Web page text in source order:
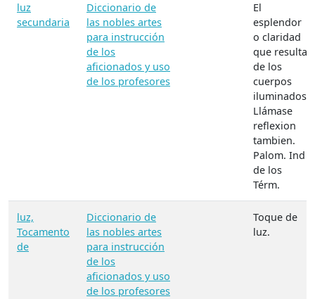
luz
secundaria
Diccionario de
las nobles artes
para instrucción
de los
aficionados y uso
de los profesores
El
esplendor
o claridad
que resulta
de los
cuerpos
iluminados.
Llámase
reflexion
tambien.
Palom. Ind
de los
Térm.
luz,
Tocamento
de
Diccionario de
las nobles artes
para instrucción
de los
aficionados y uso
de los profesores
Toque de
luz.